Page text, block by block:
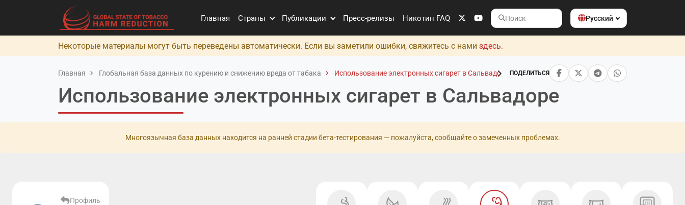
Главная Страны Публикации Пресс-релизы Никотин FAQ
Поиск
Русский
Некоторые материалы могут быть переведены автоматически. Если вы заметили ошибки, свяжитесь с нами здесь.
Главная Глобальная база данных по курению и снижению вреда от табака Использование электронных сигарет в Сальвадоре ПОДЕЛИТЬСЯ
Использование электронных сигарет в Сальвадоре
Многоязычная база данных находится на ранней стадии бета-тестирования — пожалуйста, сообщайте о замеченных проблемах.
Профиль